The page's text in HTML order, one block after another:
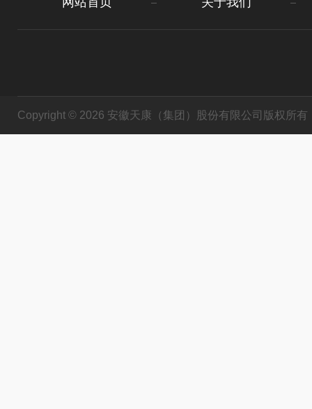
Copyright © 2026 安徽天康（集团）股份有限公司版权所有